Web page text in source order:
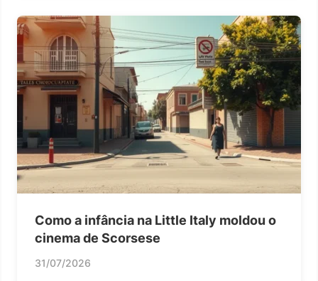
Como a infância na Little Italy moldou o
cinema de Scorsese
31/07/2026